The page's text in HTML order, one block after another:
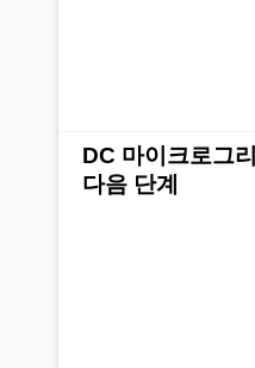
DC 마이크로그
다음 단계